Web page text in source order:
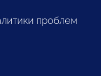
проблем